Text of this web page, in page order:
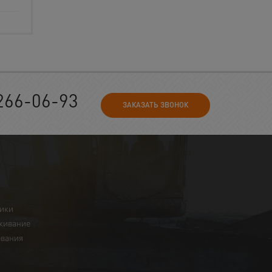
06-93 ЗАКАЗАТЬ ЗВОНОК